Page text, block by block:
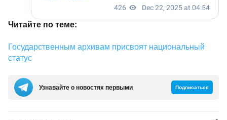
Читайте по теме:
Государственным архивам присвоят национальный
статус
Узнавайте о новостях первыми Подписаться